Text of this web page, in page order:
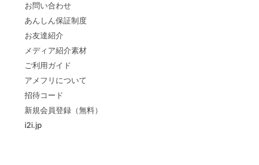
お問い合わせ
あんしん保証制度
お友達紹介
メディア紹介素材
ご利用ガイド
アメフリについて
招待コード
新規会員登録（無料）
i2i.jp